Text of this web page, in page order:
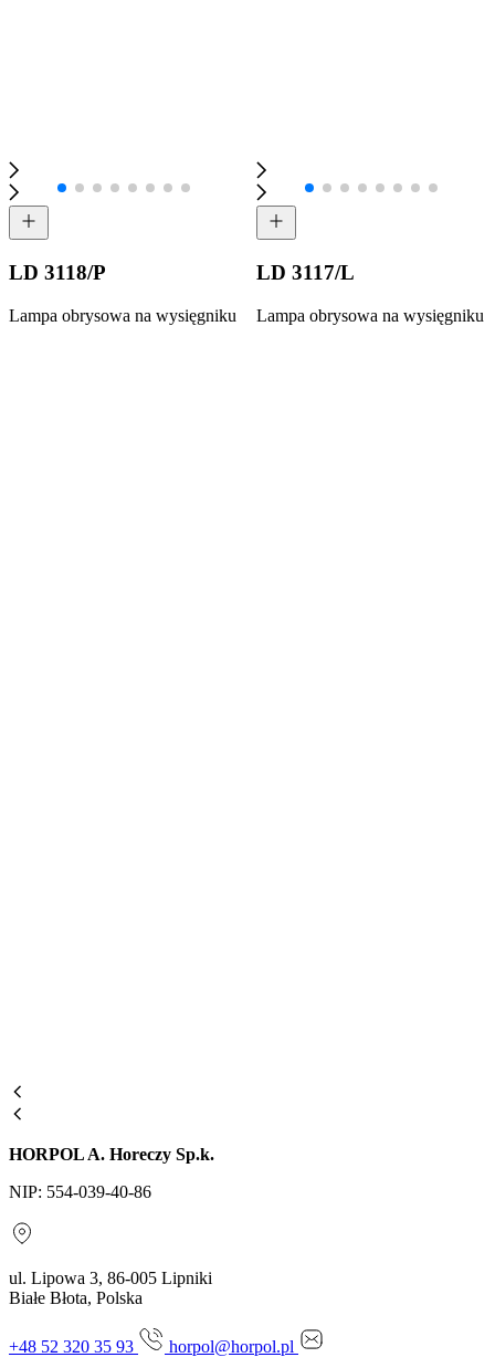
LD 3118/P
Lampa obrysowa na wysięgniku
LD 3117/L
Lampa obrysowa na wysięgniku
HORPOL A. Horeczy Sp.k.
NIP: 554-039-40-86
ul. Lipowa 3, 86-005 Lipniki
Białe Błota, Polska
+48 52 320 35 93 horpol@horpol.pl